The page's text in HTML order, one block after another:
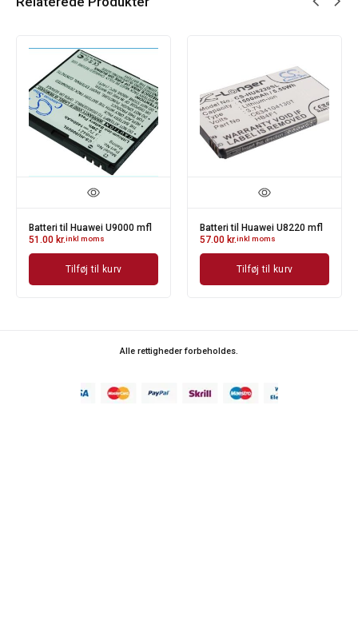
Batteri til Huawei U9000 mfl
51.00 kr.inkl moms
Tilføj til kurv
Batteri til Huawei U8220 mfl
57.00 kr.inkl moms
Tilføj til kurv
Alle rettigheder forbeholdes.